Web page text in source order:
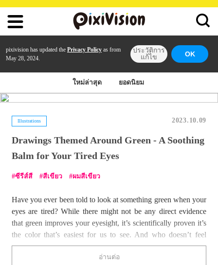
pixivision has updated the Privacy Policy as from
May 28, 2024.
ประวัติการ
แก้ไข
OK
ใหม่ล่าสุด ยอดนิยม
Illustrations 2023.10.09
Drawings Themed Around Green - A Soothing
Balm for Your Tired Eyes
ซีรีส์สี สีเขียว ผมสีเขียว
Have you ever been told to look at something green when your
eyes are tired? While there might not be any direct evidence
that green improves your eyesight, it’s scientifically proven it’s
the color that’s easiest for us to see. And who doesn’t feel
soothed by the sight of lush greenery in nature?
อ่านต่อ